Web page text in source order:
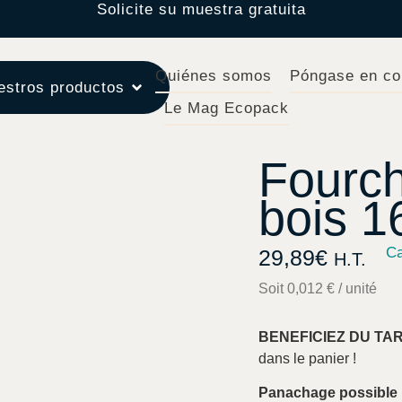
Solicite su muestra gratuita
productos
Quiénes somos
Póngase en
Le Mag Ecopack
bois
29,89€ H.T.
Soit 0,012 € / unité
BENEFICIEZ DU
dans le panier !
Panachage possible